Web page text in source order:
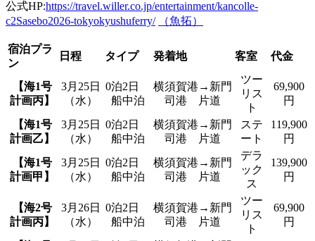
公式HP:https://travel.willer.co.jp/entertainment/kancolle-
c2Sasebo2026-tokyokyushuferry/
（魚拓）
宿泊プラ
ン
日程 タイプ 発着地 客室 代金
【海1号
計画丙】
3月25日
（水）
0泊2日
船中泊
横須賀港→新門
司港 片道
ツー
リス
ト
69,900
円
【海1号
計画乙】
3月25日
（水）
0泊2日
船中泊
横須賀港→新門
司港 片道
ステ
ート
119,900
円
【海1号
計画甲】
3月25日
（水）
0泊2日
船中泊
横須賀港→新門
司港 片道
デラ
ック
ス
139,900
円
【海2号
計画丙】
3月26日
（水）
0泊2日
船中泊
横須賀港→新門
司港 片道
ツー
リス
ト
69,900
円